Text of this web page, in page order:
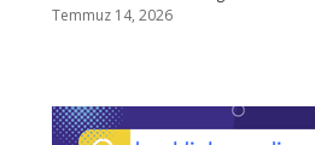
Temmuz 14, 2026